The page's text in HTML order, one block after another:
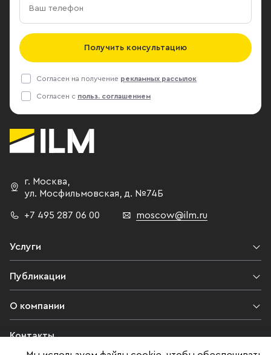
Получить консультацию
Согласен на получение рекламных рассылок
Согласен с польз. соглашением
г. Москва,
ул. Мосфильмовская, д. №74Б
+7 495 287 06 00 moscow@ilm.ru
Услуги
Публикации
О компании
Контакты